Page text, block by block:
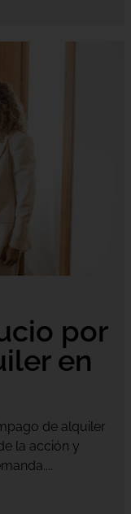
por
en
de alquiler
la acción y